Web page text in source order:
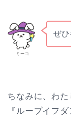
ミーコ
ぜ
ちなみに、わ
『ループイフ